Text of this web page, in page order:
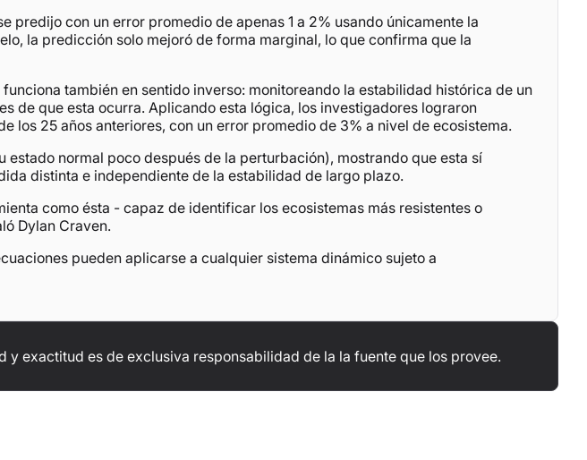
con un error promedio de apenas 1 a 2% usando únicamente la
la predicción solo mejoró de forma marginal, lo que confirma que la
también en sentido inverso: monitoreando la estabilidad histórica de un
de que esta ocurra. Aplicando esta lógica, los investigadores lograron
los 25 años anteriores, con un error promedio de 3% a nivel de ecosistema.
normal poco después de la perturbación), mostrando que esta sí
distinta e independiente de la estabilidad de largo plazo.
como ésta - capaz de identificar los ecosistemas más resistentes o
Dylan Craven.
pueden aplicarse a cualquier sistema dinámico sujeto a
exactitud es de exclusiva responsabilidad de la la fuente que los provee.